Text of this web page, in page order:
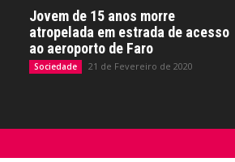
Jovem de 15 anos morre
atropelada em estrada de acesso
ao aeroporto de Faro
Sociedade 21 de Fevereiro de 2020